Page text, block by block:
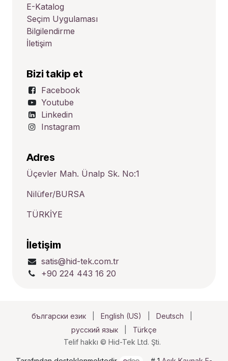
E-Katalog
Seçim Uygulaması
Bilgilendirme
İletişim
Bizi takip et
Facebook
Youtube
Linkedin
Instagram
Adres
Üçevler Mah. Ünalp Sk. No:1
Nilüfer/BURSA
TÜRKİYE
İletişim
satis@hid-tek.com.tr
+90 224 443 16 20
Telif hakkı © Hid-Tek Ltd. Şti.
български език English (US) Deutsch
русский язык
Türkçe